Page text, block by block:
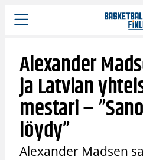
Siirry
sisältöön
Alexander
ja Latvian
mestari –
löydy”
Alexander Madsen